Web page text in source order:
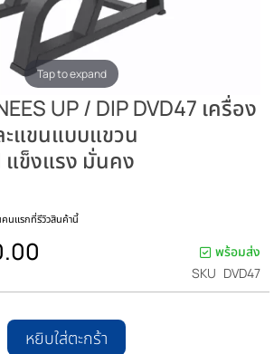
Tap to expand
UP / DIP DVD47 เครื่อง
แขนแบบแขวน
ข็งแรง มั่นคง
คนแรกที่รีวิวสินค้านี้
พร้อมส่ง
SKU DVD47
หยิบใส่ตะกร้า